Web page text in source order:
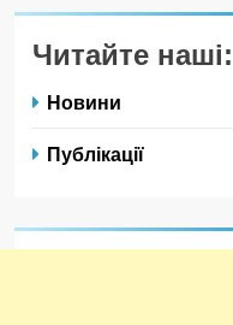
Читайте наші:
Новини
Публікації